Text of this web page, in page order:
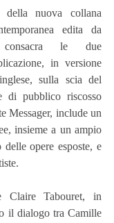
nuova collana
edita da
consacra le due
in versione
sulla scia del
di pubblico riscosso
Messager, include un
insieme a un ampio
opere esposte, e
Tabouret, in
il dialogo tra Camille